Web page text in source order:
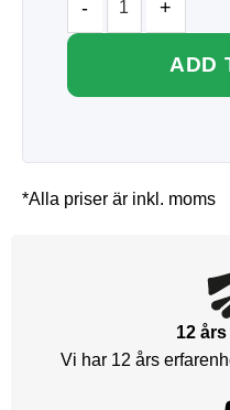
ADD
*Alla priser är inkl. moms
12
Vi har 12 års